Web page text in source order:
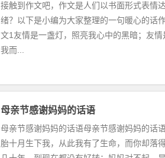
接触到作文吧，作文是人们以书面形式表情
绪？以下是小编为大家整理的一句暖心的话
文1友情是一盏灯，照亮我心中的黑暗；友
我而...
母亲节感谢妈妈的话语
母亲节感谢妈妈的话语母亲节感谢妈妈的话
胎十月生下我，从此我有了生命，而你却落